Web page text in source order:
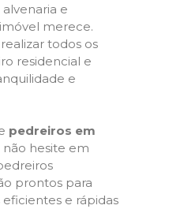
e
merece.
todos os
residencial e
e
pedreiros em
não hesite em
prontos para
e rápidas